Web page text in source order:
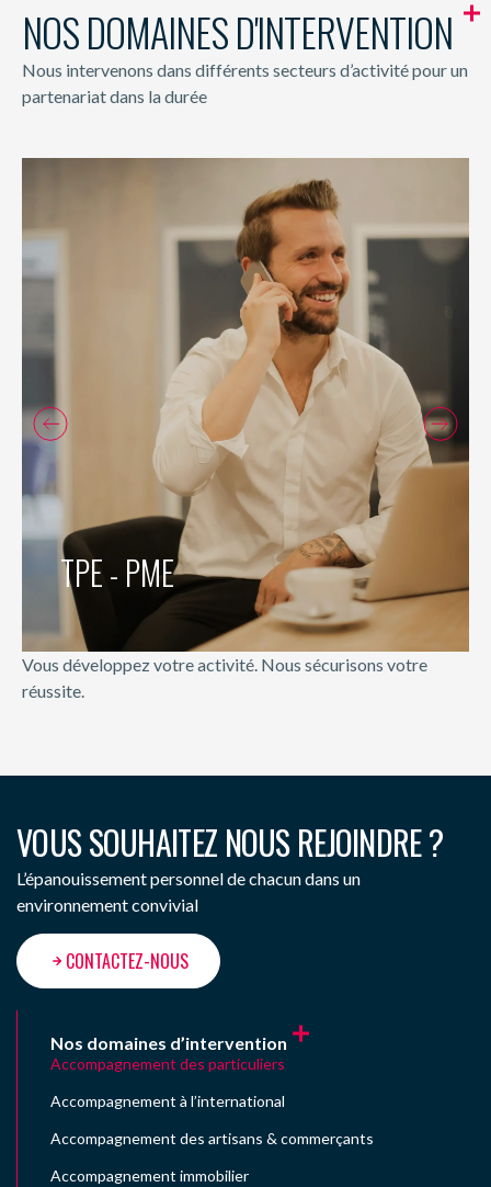
NOS DOMAINES D'INTERVENTION
Nous intervenons dans différents secteurs d’activité pour un
partenariat dans la durée
TPE - PME
TPE - PME
Vous développez votre activité. Nous sécurisons votre
réussite.
VOUS SOUHAITEZ NOUS REJOINDRE ?
L’épanouissement personnel de chacun dans un
environnement convivial
CONTACTEZ-NOUS
Nos domaines d’intervention
Accompagnement des particuliers
Accompagnement à l’international
Accompagnement des artisans & commerçants
Accompagnement immobilier